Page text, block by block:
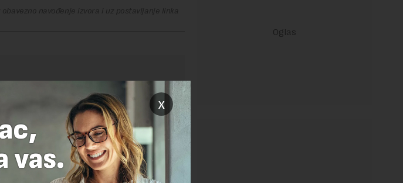
navođenje izvora i uz postavljanje linka
x
vas.